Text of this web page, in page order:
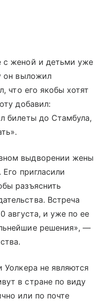
с женой и детьми уже
он выложил
что его якобы хотят
добавил:
билеты до Стамбула,
выдворении жены
пригласили
разъяснить
Встреча
августа, и уже по ее
решения», —
Уолкера не являются
в стране по виду
или по почте